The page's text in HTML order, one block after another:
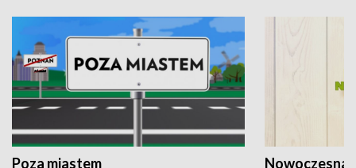
Poza miastem Nowoczesna